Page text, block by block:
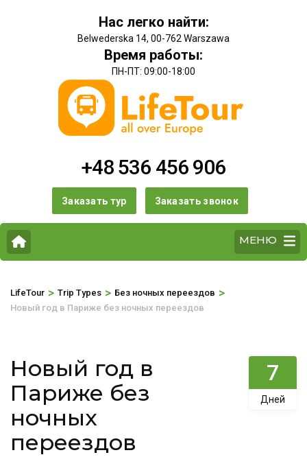
Нас легко найти:
Belwederska 14, 00-762 Warszawa
Время работы:
ПН-ПТ: 09:00-18:00
+48 536 456 906
Заказать тур Заказать звонок
МЕНЮ
LifeTour > Trip Types > Без ночных переездов >
Новый год в Париже без ночных переездов
Новый год в
Париже без
ночных
переездов
7
Дней